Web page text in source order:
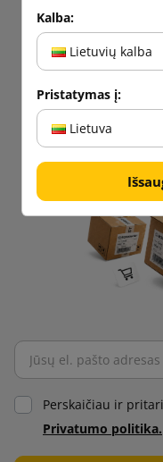
Gaukite
Perskaičiau ir
Privatumo politika.
Kalba:
Lietuvių kalba
Pristatymas į:
Lietuva